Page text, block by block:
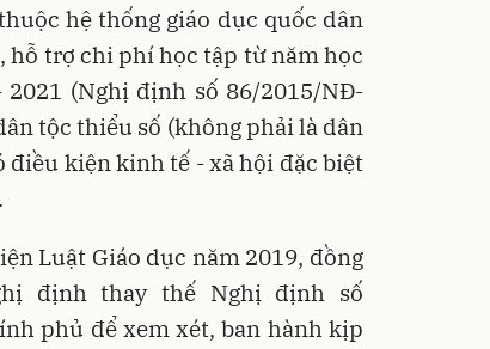
hệ thống giáo dục quốc dân
hỗ trợ chi phí học tập từ năm học
(Nghị định số 86/2015/NĐ-
tộc thiểu số (không phải là dân
điều kiện kinh tế - xã hội đặc biệt
Luật Giáo dục năm 2019, đồng
định thay thế Nghị định số
phủ để xem xét, ban hành kịp